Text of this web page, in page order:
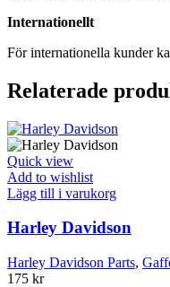
Internationellt
För internationella kunder
Relaterade
Quick view
Add to wishlist
Lägg till i varukorg
Harley Davidson
Harley Davidson Parts,
175 kr